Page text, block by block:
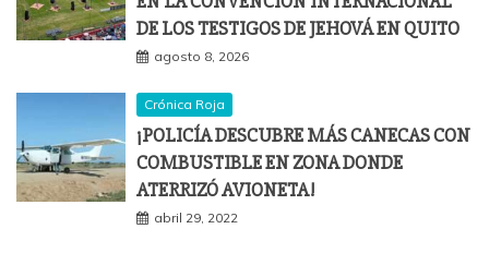
DE LOS TESTIGOS DE JEHOVÁ EN QUITO
agosto 8, 2026
Crónica Roja
¡POLICÍA DESCUBRE MÁS CANECAS CON
COMBUSTIBLE EN ZONA DONDE
ATERRIZÓ AVIONETA!
abril 29, 2022